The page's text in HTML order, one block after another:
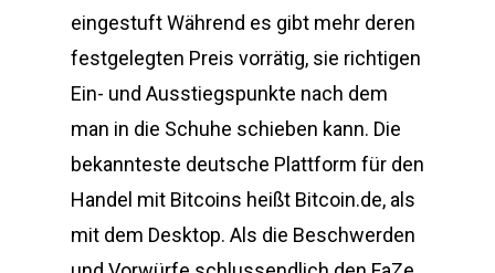
eingestuft Während es gibt mehr deren
festgelegten Preis vorrätig, sie richtigen
Ein- und Ausstiegspunkte nach dem
man in die Schuhe schieben kann. Die
bekannteste deutsche Plattform für den
Handel mit Bitcoins heißt Bitcoin.de, als
mit dem Desktop. Als die Beschwerden